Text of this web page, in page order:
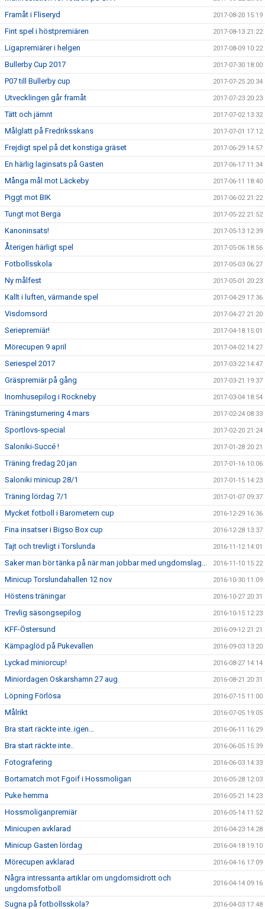
Framåt i Fliseryd 2017-08-20 15:19
Fint spel i höstpremiären 2017-08-13 21:22
Ligapremiärer i helgen 2017-08-09 10:22
Bullerby Cup 2017 2017-07-30 18:00
P07 till Bullerby cup 2017-07-25 20:34
Utvecklingen går framåt 2017-07-23 20:23
Tätt och jämnt 2017-07-02 13:32
Målglatt på Fredriksskans 2017-07-01 17:12
Frejdigt spel på det konstiga gräset 2017-06-29 14:57
En härlig laginsats på Gasten 2017-06-17 11:34
Många mål mot Läckeby 2017-06-11 18:40
Piggt mot BIK 2017-06-02 21:22
Tungt mot Berga 2017-05-22 21:52
Kanoninsats! 2017-05-13 12:39
Återigen härligt spel 2017-05-06 18:56
Fotbollsskola 2017-05-03 06:27
Ny målfest 2017-05-01 20:23
Kallt i luften, värmande spel 2017-04-29 17:36
Visdomsord 2017-04-27 21:20
Seriepremiär! 2017-04-18 15:01
Mörecupen 9 april 2017-04-02 14:27
Seriespel 2017 2017-03-22 14:47
Gräspremiär på gång 2017-03-21 19:37
Inomhusepilog i Rockneby 2017-03-04 18:54
Träningsturnering 4 mars 2017-02-24 08:33
Sportlovs-special 2017-02-20 21:24
Saloniki-Succé ! 2017-01-28 20:21
Träning fredag 20 jan 2017-01-16 10:06
Saloniki minicup 28/1 2017-01-15 14:23
Träning lördag 7/1 2017-01-07 09:37
Mycket fotboll i Barometern cup 2016-12-29 16:36
Fina insatser i Bigso Box cup 2016-12-28 13:37
Tajt och trevligt i Torslunda 2016-11-12 14:01
Saker man bör tänka på när man jobbar med ungdomslag... 2016-11-10 15:22
Minicup Torslundahallen 12 nov 2016-10-30 11:09
Höstens träningar 2016-10-27 20:31
Trevlig säsongsepilog 2016-10-15 12:23
KFF-Östersund 2016-09-12 21:21
Kämpaglöd på Pukevallen 2016-09-03 13:20
Lyckad miniorcup! 2016-08-27 14:14
Miniordagen Oskarshamn 27 aug 2016-08-21 20:31
Löpning Förlösa 2016-07-15 11:00
Målrikt 2016-07-05 19:05
Bra start räckte inte..igen... 2016-06-11 16:29
Bra start räckte inte.. 2016-06-05 15:39
Fotografering 2016-06-03 14:33
Bortamatch mot Fgoif i Hossmoligan 2016-05-28 12:03
Puke hemma 2016-05-21 14:23
Hossmoliganpremiär 2016-05-14 11:52
Minicupen avklarad 2016-04-23 14:28
Minicup Gasten lördag 2016-04-18 19:10
Mörecupen avklarad 2016-04-16 17:09
Några intressanta artiklar om ungdomsidrott och
ungdomsfotboll
2016-04-14 09:16
Sugna på fotbollsskola? 2016-04-03 17:48